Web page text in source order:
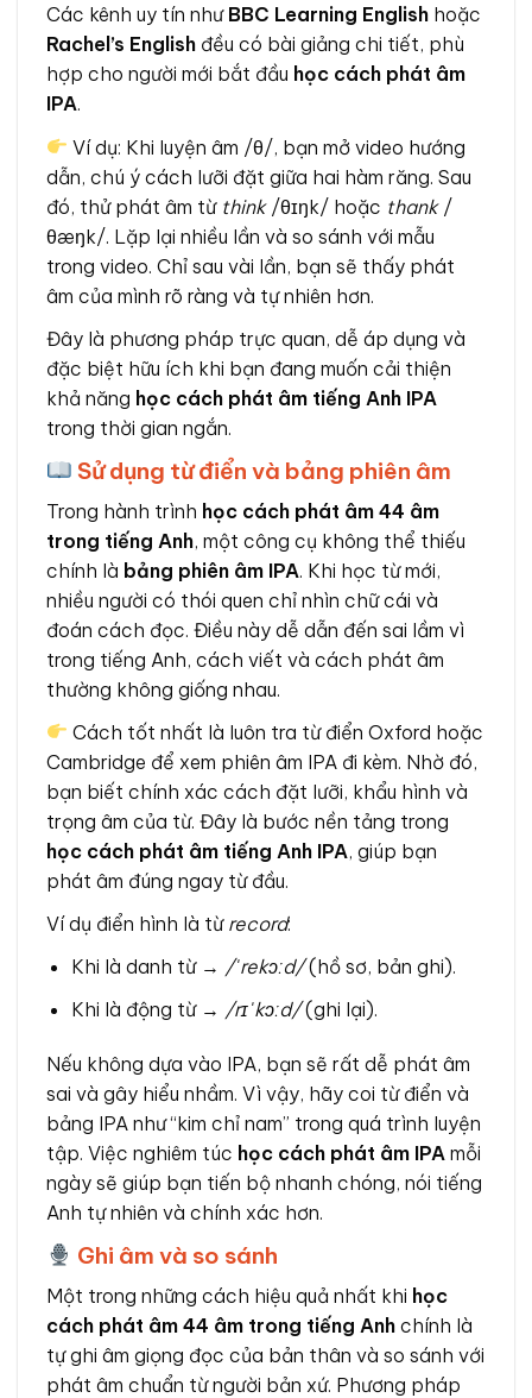
Các kênh uy tín như BBC Learning English hoặc
Rachel’s English đều có bài giảng chi tiết, phù
hợp cho người mới bắt đầu học cách phát âm
IPA.
Ví dụ: Khi luyện âm /θ/, bạn mở video hướng
dẫn, chú ý cách lưỡi đặt giữa hai hàm răng. Sau
đó, thử phát âm từ think/θɪŋk/ hoặc thank/
θæŋk/. Lặp lại nhiều lần và so sánh với mẫu
trong video. Chỉ sau vài lần, bạn sẽ thấy phát
âm của mình rõ ràng và tự nhiên hơn.
Đây là phương pháp trực quan, dễ áp dụng và
đặc biệt hữu ích khi bạn đang muốn cải thiện
khả năng học cách phát âm tiếng Anh IPA
trong thời gian ngắn.
Sử dụng từ điển và bảng phiên âm
Trong hành trình học cách phát âm 44 âm
trong tiếng Anh, một công cụ không thể thiếu
chính là bảng phiên âm IPA. Khi học từ mới,
nhiều người có thói quen chỉ nhìn chữ cái và
đoán cách đọc. Điều này dễ dẫn đến sai lầm vì
trong tiếng Anh, cách viết và cách phát âm
thường không giống nhau.
Cách tốt nhất là luôn tra từ điển Oxford hoặc
Cambridge để xem phiên âm IPA đi kèm. Nhờ đó,
bạn biết chính xác cách đặt lưỡi, khẩu hình và
trọng âm của từ. Đây là bước nền tảng trong
học cách phát âm tiếng Anh IPA, giúp bạn
phát âm đúng ngay từ đầu.
Ví dụ điển hình là từ record:
Khi là danh từ → /ˈrekɔːd/(hồ sơ, bản ghi).
Khi là động từ → /rɪˈkɔːd/(ghi lại).
Nếu không dựa vào IPA, bạn sẽ rất dễ phát âm
sai và gây hiểu nhầm. Vì vậy, hãy coi từ điển và
bảng IPA như “kim chỉ nam” trong quá trình luyện
tập. Việc nghiêm túc học cách phát âm IPA mỗi
ngày sẽ giúp bạn tiến bộ nhanh chóng, nói tiếng
Anh tự nhiên và chính xác hơn.
Ghi âm và so sánh
Một trong những cách hiệu quả nhất khi học
cách phát âm 44 âm trong tiếng Anh chính là
tự ghi âm giọng đọc của bản thân và so sánh với
phát âm chuẩn từ người bản xứ. Phương pháp